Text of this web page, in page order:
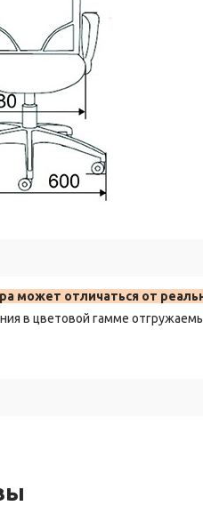
может отличаться от
в цветовой гамме